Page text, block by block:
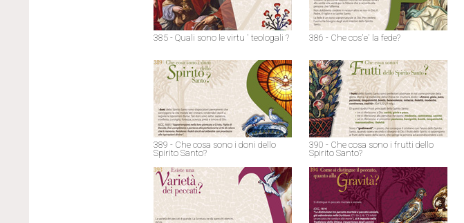
385 - Quali sono le virtu ' teologali ? 386 - Che cos'e' la fede?
389 - Che cosa sono i doni dello
Spirito Santo?
390 - Che cosa sono i frutti dello
Spirito Santo?